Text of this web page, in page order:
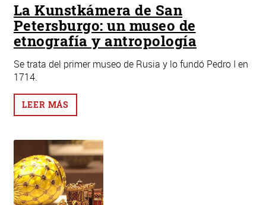
La Kunstkámera de San
Petersburgo: un museo de
etnografía y antropología
Se trata del primer museo de Rusia y lo fundó Pedro I en
1714.
LEER MÁS